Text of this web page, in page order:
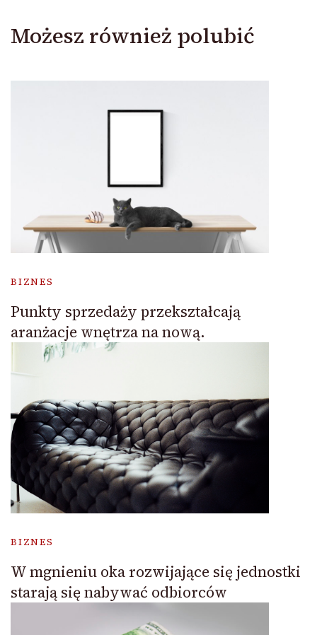
Możesz również polubić
BIZNES
Punkty sprzedaży przekształcają
aranżacje wnętrza na nową.
BIZNES
W mgnieniu oka rozwijające się jednostki
starają się nabywać odbiorców